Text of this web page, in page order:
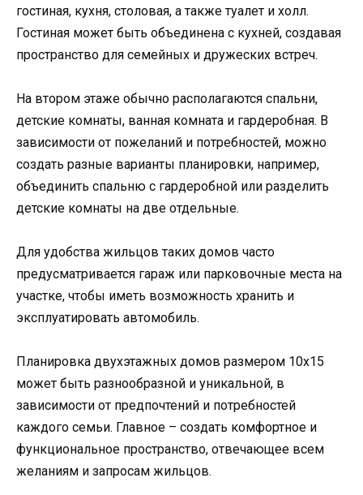
гостиная, кухня, столовая, а также туалет и холл.
Гостиная может быть объединена с кухней, создавая
пространство для семейных и дружеских встреч.
На втором этаже обычно располагаются спальни,
детские комнаты, ванная комната и гардеробная. В
зависимости от пожеланий и потребностей, можно
создать разные варианты планировки, например,
объединить спальню с гардеробной или разделить
детские комнаты на две отдельные.
Для удобства жильцов таких домов часто
предусматривается гараж или парковочные места на
участке, чтобы иметь возможность хранить и
эксплуатировать автомобиль.
Планировка двухэтажных домов размером 10х15
может быть разнообразной и уникальной, в
зависимости от предпочтений и потребностей
каждого семьи. Главное – создать комфортное и
функциональное пространство, отвечающее всем
желаниям и запросам жильцов.